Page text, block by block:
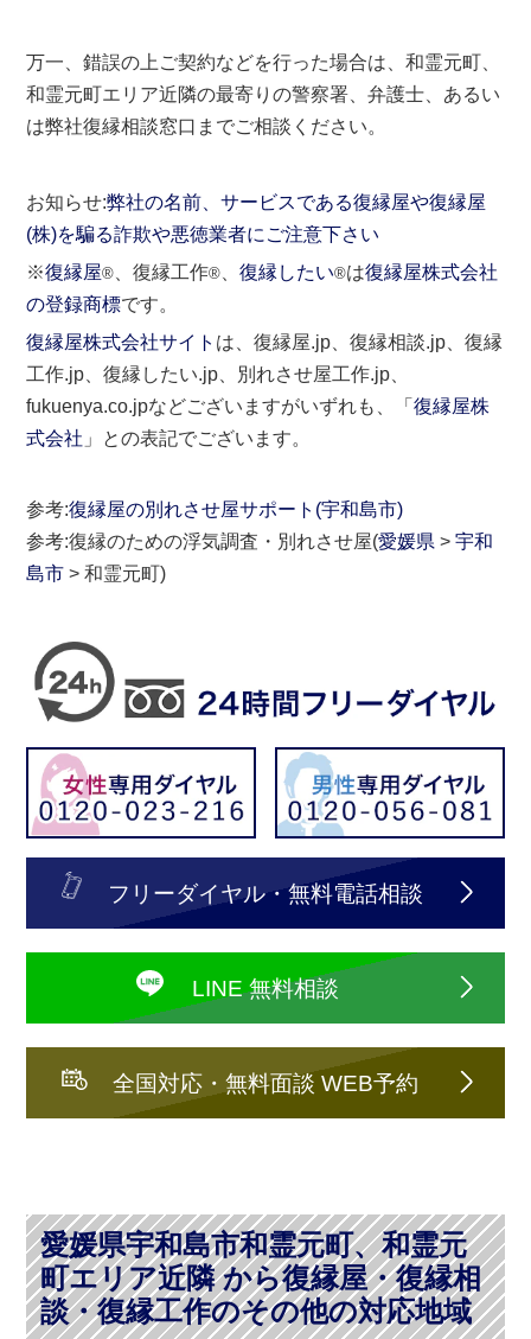
万一、錯誤の上ご契約などを行った場合は、和霊元町、
和霊元町エリア近隣の最寄りの警察署、弁護士、あるい
は弊社復縁相談窓口までご相談ください。
お知らせ:弊社の名前、サービスである復縁屋や復縁屋
(株)を騙る詐欺や悪徳業者にご注意下さい
※復縁屋® 、復縁工作® 、復縁したい®は復縁屋株式会社
の登録商標です。
復縁屋株式会社サイト は、復縁屋.jp、復縁相談.jp、復縁
工作.jp、復縁したい.jp、別れさせ屋工作.jp、
fukuenya.co.jpなどございますがいずれも、「復縁屋株
式会社 」との表記でございます。
参考:復縁屋の別れさせ屋サポート(宇和島市)
参考:復縁のための浮気調査・別れさせ屋(愛媛県 >宇和
島市 > 和霊元町)
フリーダイヤル・無料電話相談
LINE 無料相談
全国対応・無料面談 WEB予約
愛媛県宇和島市和霊元町、和霊元
町エリア近隣 から復縁屋・復縁相
談・復縁工作のその他の対応地域